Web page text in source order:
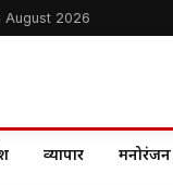
August 2026
व्यापार मनोरंजन